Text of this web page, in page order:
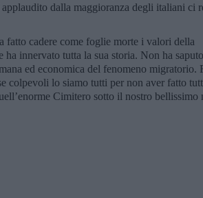
applaudito dalla maggioranza degli italiani ci
fatto cadere come foglie morte i valori della
innervato tutta la sua storia. Non ha
ed economica del fenomeno migratorio.
colpevoli lo siamo tutti per non aver fatto
Cimitero sotto il nostro bellissimo